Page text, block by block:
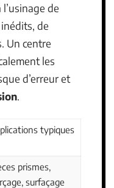
de
inédits, de
Un centre
les
d’erreur et
.
typiques
prismes,
surfaçage